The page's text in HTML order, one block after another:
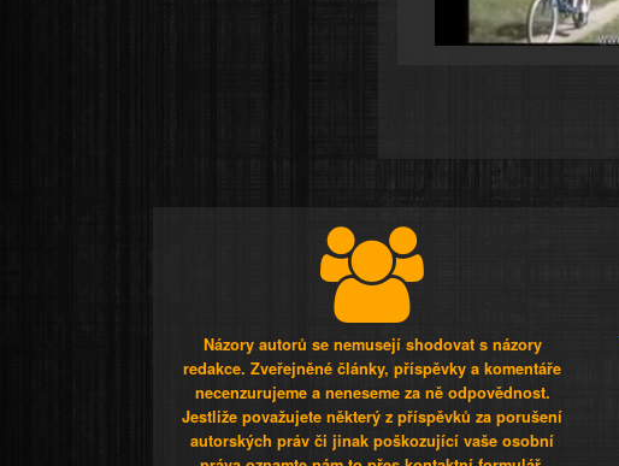
Názory autorů se nemusejí shodovat s názory
redakce. Zveřejněné články, příspěvky a komentáře
necenzurujeme a neneseme za ně odpovědnost.
Jestliže považujete některý z příspěvků za porušení
autorských práv či jinak poškozující vaše osobní